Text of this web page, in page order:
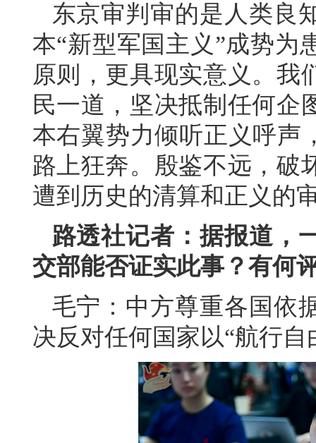
东京审判审的是人类良
本“新型军国主义”成势为
原则，更具现实意义。我
民一道，坚决抵制任何企
本右翼势力倾听正义呼声
路上狂奔。殷鉴不远，破
遭到历史的清算和正义的
路透社记者：据报道，
交部能否证实此事？有何
毛宁：中方尊重各国依
决反对任何国家以“航行